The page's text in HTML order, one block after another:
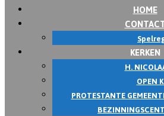
HOME
KERKEN
H.
OPEN
PROTESTANTE